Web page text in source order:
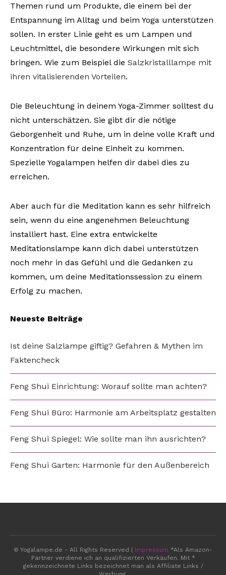
Themen rund um Produkte, die einem bei der
Entspannung im Alltag und beim Yoga unterstützen
sollen. In erster Linie geht es um Lampen und
Leuchtmittel, die besondere Wirkungen mit sich
bringen. Wie zum Beispiel die Salzkristalllampe mit
ihren vitalisierenden Vorteilen.
Die Beleuchtung in deinem Yoga-Zimmer solltest du
nicht unterschätzen. Sie gibt dir die nötige
Geborgenheit und Ruhe, um in deine volle Kraft und
Konzentration für deine Einheit zu kommen.
Spezielle Yogalampen helfen dir dabei dies zu
erreichen.
Aber auch für die Meditation kann es sehr hilfreich
sein, wenn du eine angenehmen Beleuchtung
installiert hast. Eine extra entwickelte
Meditationslampe kann dich dabei unterstützen
noch mehr in das Gefühl und die Gedanken zu
kommen, um deine Meditationssession zu einem
Erfolg zu machen.
Neueste Beiträge
Ist deine Salzlampe giftig? Gefahren & Mythen im
Faktencheck
Feng Shui Einrichtung: Worauf sollte man achten?
Feng Shui Büro: Harmonie am Arbeitsplatz gestalten
Feng Shui Spiegel: Wie sollte man ihn ausrichten?
Feng Shui Garten: Harmonie für den Außenbereich
© Yogalampe.de - All Rights Reserved | Impressum *Als Amazon-
Partner verdiene ich an qualifizierten Verkäufen. Mit *
gekennzeichnete Links bezeichnet man als Affiliate Links /